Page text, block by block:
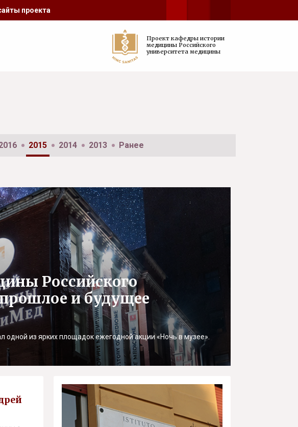
проекта
Проект кафедры истории
медицины Российского
университета медицины
2015 2014 2013 Ранее
Российского
и будущее
из ярких площадок ежегодной акции «Ночь в музее».